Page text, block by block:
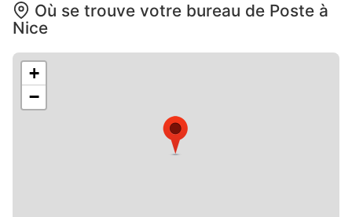
Où se trouve votre bureau de Poste à
Nice
+
−